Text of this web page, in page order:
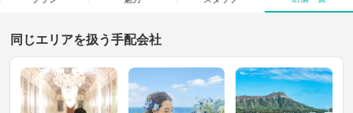
同じエリアを扱う手配会社